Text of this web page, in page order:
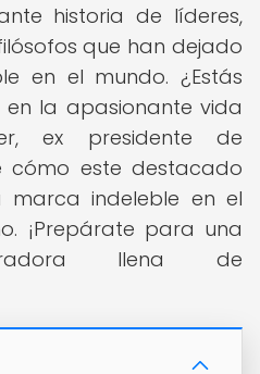
historia de líderes,
que han dejado
en el mundo. ¿Estás
la apasionante vida
ex presidente de
cómo este destacado
indeleble en el
¡Prepárate para una
llena de